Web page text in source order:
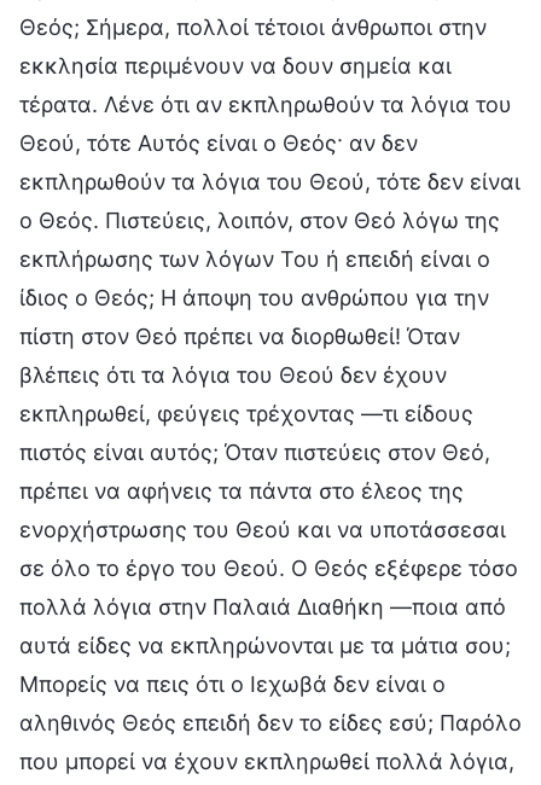
Θεός; Σήμερα, πολλοί τέτοιοι άνθρωποι στην
εκκλησία περιμένουν να δουν σημεία και
τέρατα. Λένε ότι αν εκπληρωθούν τα λόγια του
Θεού, τότε Αυτός είναι ο Θεός· αν δεν
εκπληρωθούν τα λόγια του Θεού, τότε δεν είναι
ο Θεός. Πιστεύεις, λοιπόν, στον Θεό λόγω της
εκπλήρωσης των λόγων Του ή επειδή είναι ο
ίδιος ο Θεός; Η άποψη του ανθρώπου για την
πίστη στον Θεό πρέπει να διορθωθεί! Όταν
βλέπεις ότι τα λόγια του Θεού δεν έχουν
εκπληρωθεί, φεύγεις τρέχοντας —τι είδους
πιστός είναι αυτός; Όταν πιστεύεις στον Θεό,
πρέπει να αφήνεις τα πάντα στο έλεος της
ενορχήστρωσης του Θεού και να υποτάσσεσαι
σε όλο το έργο του Θεού. Ο Θεός εξέφερε τόσο
πολλά λόγια στην Παλαιά Διαθήκη —ποια από
αυτά είδες να εκπληρώνονται με τα μάτια σου;
Μπορείς να πεις ότι ο Ιεχωβά δεν είναι ο
αληθινός Θεός επειδή δεν το είδες εσύ; Παρόλο
που μπορεί να έχουν εκπληρωθεί πολλά λόγια,